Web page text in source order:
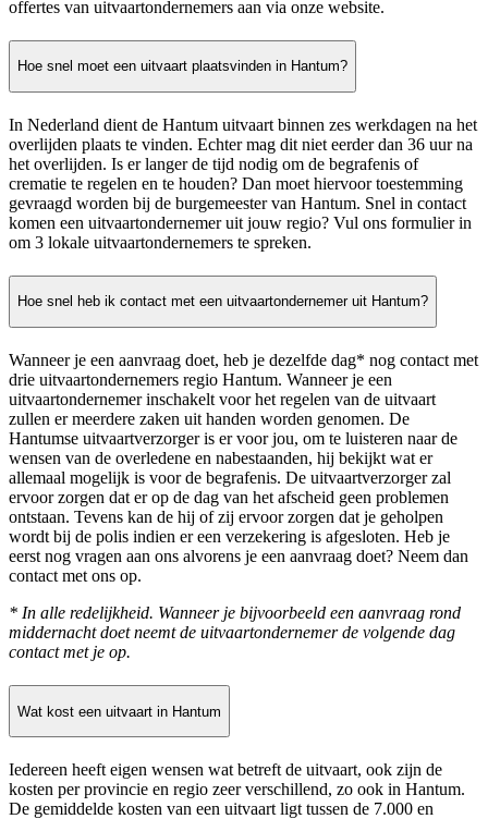
offertes van uitvaartondernemers aan via onze website.
Hoe snel moet een uitvaart plaatsvinden in Hantum?
In Nederland dient de Hantum uitvaart binnen zes werkdagen na het
overlijden plaats te vinden. Echter mag dit niet eerder dan 36 uur na
het overlijden. Is er langer de tijd nodig om de begrafenis of
crematie te regelen en te houden? Dan moet hiervoor toestemming
gevraagd worden bij de burgemeester van Hantum. Snel in contact
komen een uitvaartondernemer uit jouw regio? Vul ons formulier in
om 3 lokale uitvaartondernemers te spreken.
Hoe snel heb ik contact met een uitvaartondernemer uit Hantum?
Wanneer je een aanvraag doet, heb je dezelfde dag* nog contact met
drie uitvaartondernemers regio Hantum. Wanneer je een
uitvaartondernemer inschakelt voor het regelen van de uitvaart
zullen er meerdere zaken uit handen worden genomen. De
Hantumse uitvaartverzorger is er voor jou, om te luisteren naar de
wensen van de overledene en nabestaanden, hij bekijkt wat er
allemaal mogelijk is voor de begrafenis. De uitvaartverzorger zal
ervoor zorgen dat er op de dag van het afscheid geen problemen
ontstaan. Tevens kan de hij of zij ervoor zorgen dat je geholpen
wordt bij de polis indien er een verzekering is afgesloten. Heb je
eerst nog vragen aan ons alvorens je een aanvraag doet? Neem dan
contact met ons op.
* In alle redelijkheid. Wanneer je bijvoorbeeld een aanvraag rond
middernacht doet neemt de uitvaartondernemer de volgende dag
contact met je op.
Wat kost een uitvaart in Hantum
Iedereen heeft eigen wensen wat betreft de uitvaart, ook zijn de
kosten per provincie en regio zeer verschillend, zo ook in Hantum.
De gemiddelde kosten van een uitvaart ligt tussen de 7.000 en